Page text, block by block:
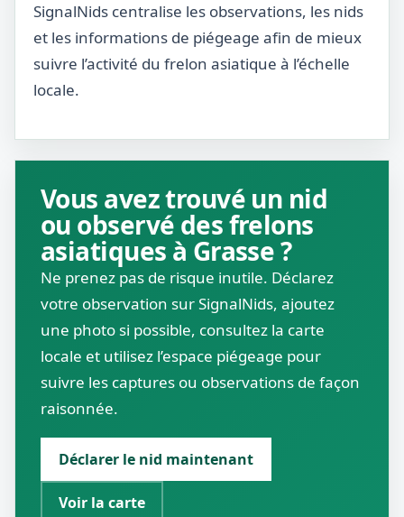
SignalNids centralise les observations, les nids
et les informations de piégeage afin de mieux
suivre l’activité du frelon asiatique à l’échelle
locale.
Vous avez trouvé un nid
ou observé des frelons
asiatiques à Grasse ?
Ne prenez pas de risque inutile. Déclarez
votre observation sur SignalNids, ajoutez
une photo si possible, consultez la carte
locale et utilisez l’espace piégeage pour
suivre les captures ou observations de façon
raisonnée.
Déclarer le nid maintenant
Voir la carte